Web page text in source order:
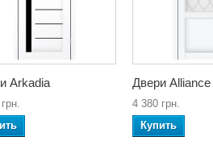
Arkadia Двери Alliance
4 380 грн.
Купить